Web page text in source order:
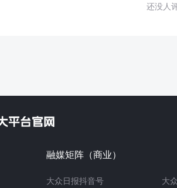
还没人
融媒矩阵（商业）
大众日报抖音号
大